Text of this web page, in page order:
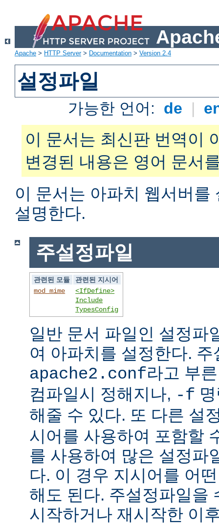
Apache > HTTP Server> Documentation > Version 2.4
설정파일
가능한 언어: de |
이 문서는 최신판 번역이
변경된 내용은 영어 문서
이 문서는 아파치 웹서버를
설명한다.
주설정파일
관련된 모듈
관련된 지시어
mod_mime
<IfDefine>
Include
TypesConfig
일반 문서 파일인 설정파
여 아파치를 설정한다.
apache2.conf라고 부
컴파일시 정해지나, -f
해줄 수 있다. 또 다른 설
시어를 사용하여 포함할
를 사용하여 많은 설정파
다. 이 경우 지시어를 어
해도 된다. 주설정파일을
시작하거나 재시작한 이